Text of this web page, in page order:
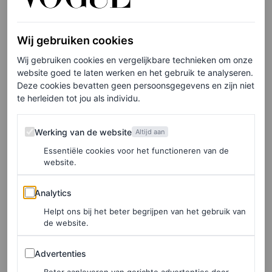
Stijlvolle moeder-
dochterduo’s
Er is geen tekort aan sensationele moeder-dochtermode:
Kris Jenner heeft de toon gezet voor alle Kardashian-
Jenners, terwijl Vanessa Paradis en Lily-Rose Depp
samenfront rowChanel dragen en de pure belichaming
zijn van Franse elegantie. Dan heb je ook nog Lila en
Kate Moss (die ook dol zijn op een moeder-dochter
LBD-moment
iconische looks van haar moeder en ze blijven ook
esthetisch op elkaar afgestemd tijdens een avondje uit,
zonder hun eigen persoonlijke smaak uit het oog te
Wij gebruiken cookies
Wij gebruiken cookies en vergelijkbare technieken om onze
website goed te laten werken en het gebruik te analyseren.
Deze cookies bevatten geen persoonsgegevens en zijn niet
te herleiden tot jou als individu.
Werking van de website
Werking van de website Altijd aan
Essentiële cookies voor het functioneren van de
website.
Analytics
Analytics
Helpt ons bij het beter begrijpen van het gebruik van
de website.
Advertenties
Advertenties